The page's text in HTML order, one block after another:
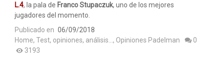
L.4, la pala de Franco Stupaczuk, uno de los mejores
jugadores del momento.
Publicado en 06/09/2018
Home, Test, opiniones, análisis... , Opiniones Padelman
0
3193